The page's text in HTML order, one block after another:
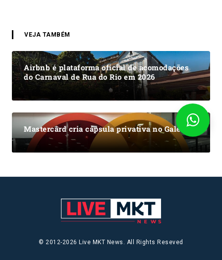
VEJA TAMBÉM
Airbnb é plataforma oficial de acomodações
do Carnaval de Rua do Rio em 2026
Mastercard cria cápsula privativa no Galeão
© 2012-2026 Live MKT News. All Rights Reseved